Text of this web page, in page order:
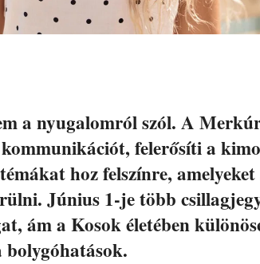
a nyugalomról szól. A
kommunikációt, felerősíti a
hoz felszínre,
Június 1-je több
ám a Kosok életében